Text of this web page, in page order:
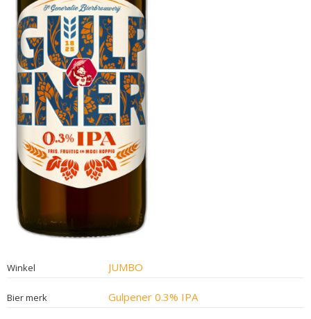
Winkel JUMBO
Bier merk Gulpener 0.3% IPA